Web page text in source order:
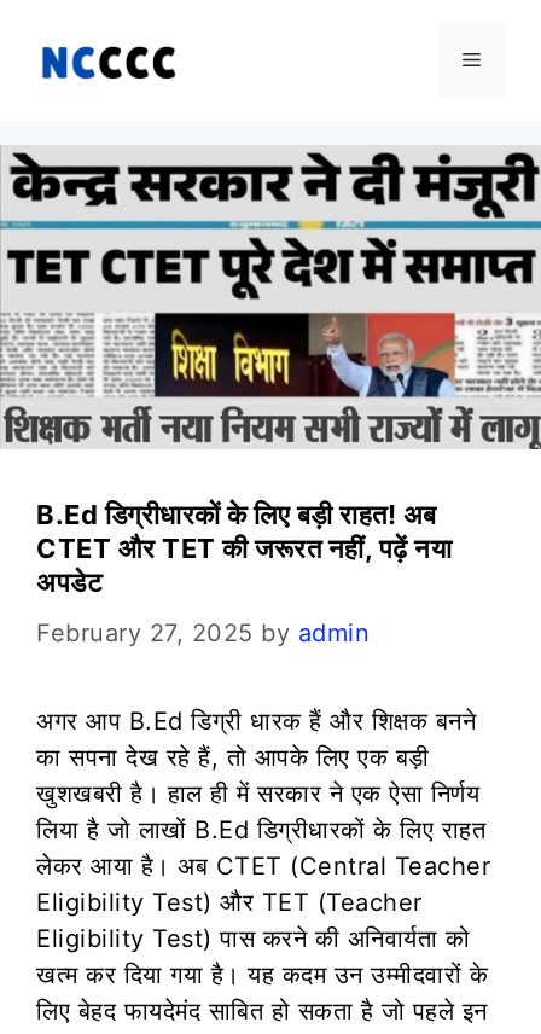
content
Menu
B.Ed डिग्रीधारकों के लिए बड़ी राहत! अब
CTET और TET की जरूरत नहीं, पढ़ें नया
अपडेट
February 27, 2025 by admin
अगर आप B.Ed डिग्री धारक हैं और शिक्षक बनने
का सपना देख रहे हैं, तो आपके लिए एक बड़ी
खुशखबरी है। हाल ही में सरकार ने एक ऐसा निर्णय
लिया है जो लाखों B.Ed डिग्रीधारकों के लिए राहत
लेकर आया है। अब CTET (Central Teacher
Eligibility Test) और TET (Teacher
Eligibility Test) पास करने की अनिवार्यता को
खत्म कर दिया गया है। यह कदम उन उम्मीदवारों के
लिए बेहद फायदेमंद साबित हो सकता है जो पहले इन